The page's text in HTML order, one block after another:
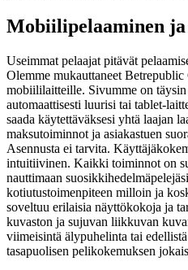
Mobiilipelaaminen
Useimmat pelaajat pitävät
Olemme mukauttaneet Betrepublic
mobiililaitteille. Sivumme on
automaattisesti luurisi tai tablet-
saada käytettäväksesi yhtä laajan
maksutoiminnot ja asiakastuen
Asennusta ei tarvita.
intuitiivinen. Kaikki toiminnot on
nauttimaan
kotiutustoimenpiteen milloin ja
soveltuu erilaisia näyttökokoja ja
kuvaston ja sujuvan liikkuvan
viimeisintä älypuhelinta tai
tasapuolisen pelikokemuksen